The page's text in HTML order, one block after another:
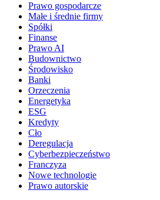
Prawo gospodarcze
Małe i średnie firmy
Spółki
Finanse
Prawo AI
Budownictwo
Środowisko
Banki
Orzeczenia
Energetyka
ESG
Kredyty
Cło
Deregulacja
Cyberbezpieczeństwo
Franczyza
Nowe technologie
Prawo autorskie